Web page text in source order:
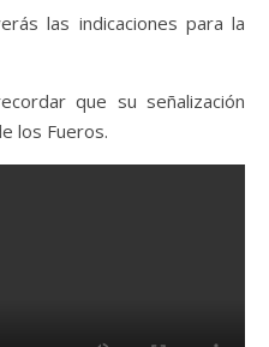
las indicaciones para la
que su señalización
los Fueros.